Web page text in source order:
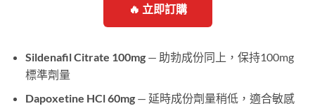
🔥 立即訂購
Sildenafil Citrate 100mg— 助勃成份同上，保持100mg
標準劑量
Dapoxetine HCl 60mg— 延時成份劑量稍低，適合敏感